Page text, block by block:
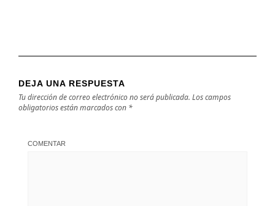
DEJA UNA RESPUESTA
Tu dirección de correo electrónico no será publicada. Los campos
obligatorios están marcados con *
COMENTAR